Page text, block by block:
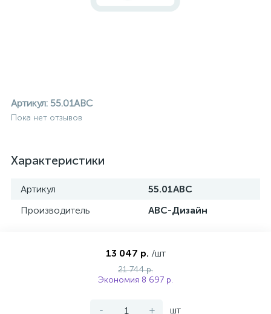
Артикул: 55.01ABC
Пока нет отзывов
Характеристики
Артикул
55.01ABC
Производитель
АВС-Дизайн
13 047 р. /шт
21 744 р.
Экономия 8 697 р.
- + шт